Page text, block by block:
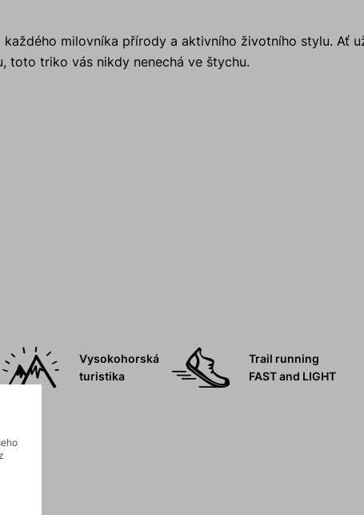
každého milovníka přírody a aktivního životního stylu. Ať
toto triko vás nikdy nenechá ve štychu.
Vysokohorská
turistika
Trail running
FAST and LIGHT